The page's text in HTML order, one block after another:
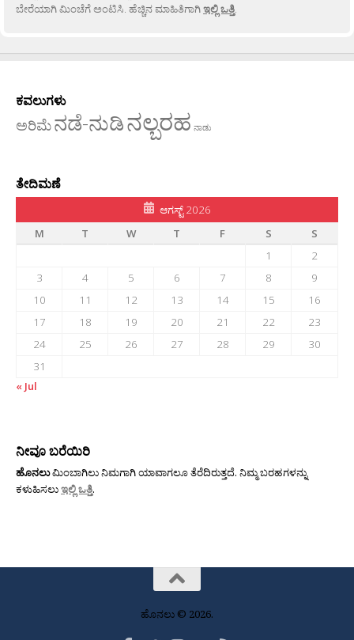
ಬೇರೆಯಾಗಿ ಮಿಂಚೆಗೆ ಅಂಟಿಸಿ. ಹೆಚ್ಚಿನ ಮಾಹಿತಿಗಾಗಿಇಲ್ಲಿ ಒತ್ತಿ.
ಕವಲುಗಳು
ಅರಿಮೆನಡೆ-ನುಡಿನಲ್ಬರಹ ನಾಡು
ತೇದಿಮಣೆ
ಆಗಸ್ಟ್ 2026
M
T W T F S
S
1
2
3
4 5 6 7 8
9
10
11 12 13 14 15
16
17
18 19 20 21 22
23
24
25 26 27 28 29
30
31
« Jul
ನೀವೂ ಬರೆಯಿರಿ
ಹೊನಲುಮಿಂಬಾಗಿಲು ನಿಮಗಾಗಿ ಯಾವಾಗಲೂ ತೆರೆದಿರುತ್ತದೆ. ನಿಮ್ಮ ಬರಹಗಳನ್ನು
ಕಳುಹಿಸಲುಇಲ್ಲಿ ಒತ್ತಿ.
ಹೊನಲು © 2026.